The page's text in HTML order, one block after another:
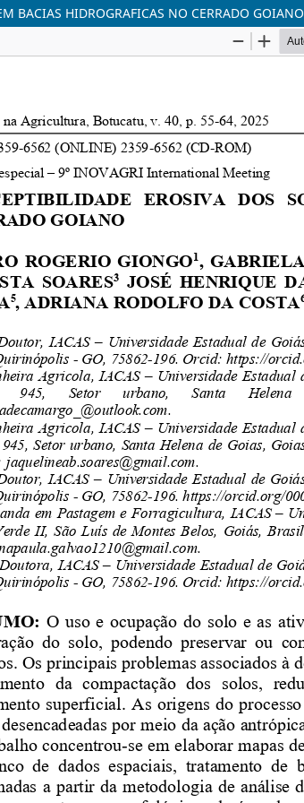
BACIAS HIDROGRAFICAS NO CERRADO GOIANO